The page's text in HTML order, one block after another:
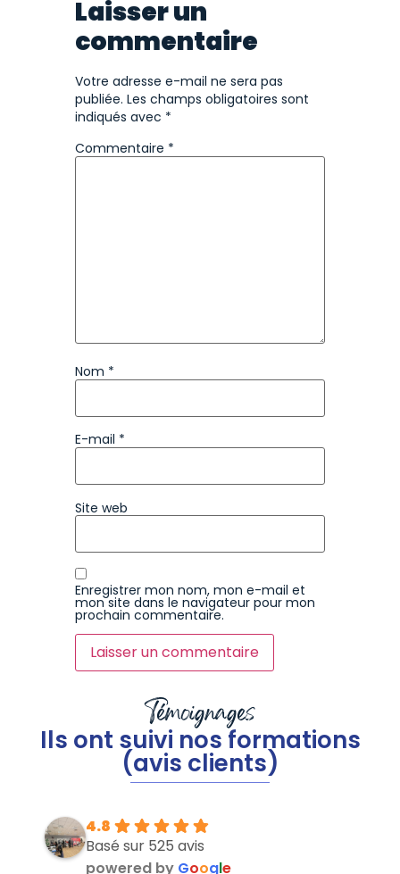
Laisser un
commentaire
Votre adresse e-mail ne sera pas
publiée. Les champs obligatoires sont
indiqués avec *
Commentaire *
Nom *
E-mail *
Site web
Enregistrer mon nom, mon e-mail et
mon site dans le navigateur pour mon
prochain commentaire.
Témoignages
Ils ont suivi nos formations
(avis clients)
4.8
Basé sur 525 avis
powered by Google